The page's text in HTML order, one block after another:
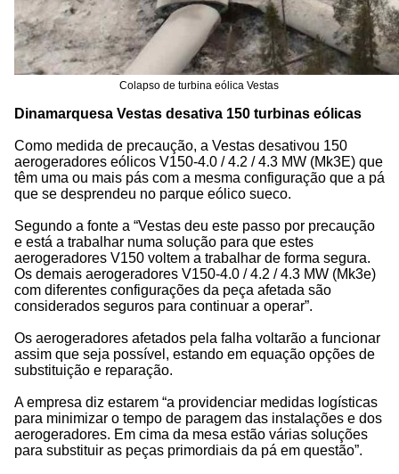
Colapso de turbina eólica Vestas
Dinamarquesa Vestas desativa 150 turbinas eólicas
Como medida de precaução, a Vestas desativou 150
aerogeradores eólicos V150-4.0 / 4.2 / 4.3 MW (Mk3E) que
têm uma ou mais pás com a mesma configuração que a pá
que se desprendeu no parque eólico sueco.
Segundo a fonte a “Vestas deu este passo por precaução
e está a trabalhar numa solução para que estes
aerogeradores V150 voltem a trabalhar de forma segura.
Os demais aerogeradores V150-4.0 / 4.2 / 4.3 MW (Mk3e)
com diferentes configurações da peça afetada são
considerados seguros para continuar a operar”.
Os aerogeradores afetados pela falha voltarão a funcionar
assim que seja possível, estando em equação opções de
substituição e reparação.
A empresa diz estarem “a providenciar medidas logísticas
para minimizar o tempo de paragem das instalações e dos
aerogeradores. Em cima da mesa estão várias soluções
para substituir as peças primordiais da pá em questão”.